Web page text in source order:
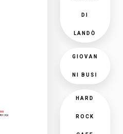
DI
LANDÒ
GIOVAN
NI BUSI
HARD
ROCK